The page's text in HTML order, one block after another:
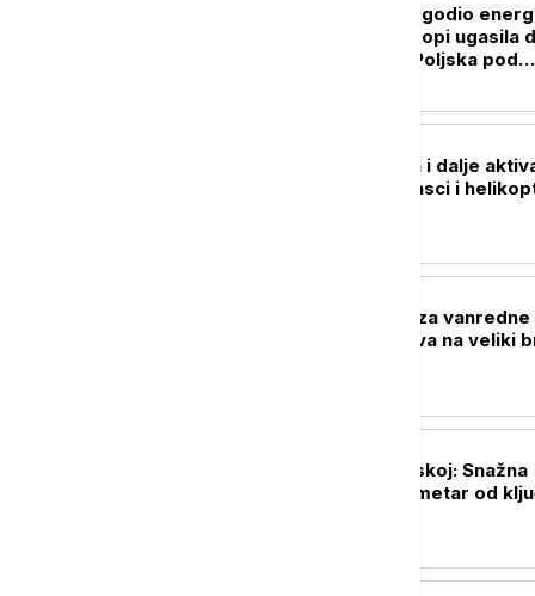
Nizak vodostaj pogodio
sektor: Suša u Evropi ugasila
termoelektrana, Poljska pod
Požar kod Konjica i dalje
Na terenu vatrogasci i
Mađarska služba za vanredne
situacije upozorava na veliki
Pao dron u Bugarskoj: Snažna
eksplozija na kilometar od